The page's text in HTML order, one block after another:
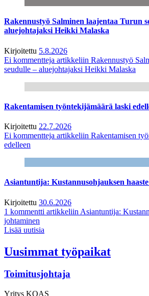
Rakennustyö Salminen laajentaa Turun
aluejohtajaksi Heikki Malaska
Kirjoitettu 5.8.2026
Ei kommentteja artikkeliin Rakennustyö
seudulle – aluejohtajaksi Heikki Malaska
Rakentamisen työntekijämäärä laski
Kirjoitettu 22.7.2026
Ei kommentteja artikkeliin Rakentamisen
edelleen
Asiantuntija: Kustannusohjauksen
Kirjoitettu 30.6.2026
1 kommentti artikkeliin Asiantuntija:
johtaminen
Lisää uutisia
Uusimmat työpaikat
Toimitusjohtaja
Yritys KOAS